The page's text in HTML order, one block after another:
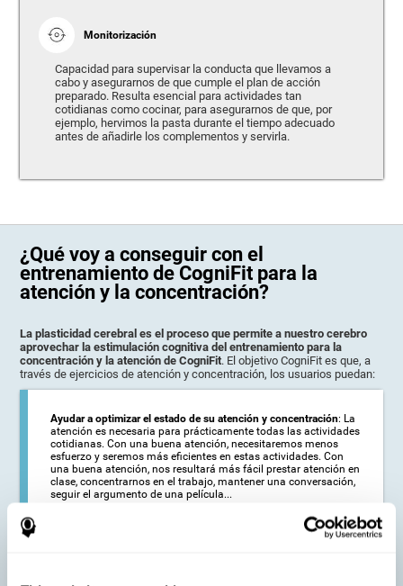
Monitorización
Capacidad para supervisar la conducta que llevamos a
cabo y asegurarnos de que cumple el plan de acción
preparado. Resulta esencial para actividades tan
cotidianas como cocinar, para asegurarnos de que, por
ejemplo, hervimos la pasta durante el tiempo adecuado
antes de añadirle los complementos y servirla.
¿Qué voy a conseguir con el
entrenamiento de CogniFit para la
atención y la concentración?
La plasticidad cerebral es el proceso que permite a nuestro cerebro
aprovechar la estimulación cognitiva del entrenamiento para la
concentración y la atención de CogniFit. El objetivo CogniFit es que, a
través de ejercicios de atención y concentración, los usuarios puedan:
Ayudar a optimizar el estado de su atención y concentración: La
atención es necesaria para prácticamente todas las actividades
cotidianas. Con una buena atención, necesitaremos menos
esfuerzo y seremos más eficientes en estas actividades. Con
una buena atención, nos resultará más fácil prestar atención en
clase, concentrarnos en el trabajo, mantener una conversación,
seguir el argumento de una película...